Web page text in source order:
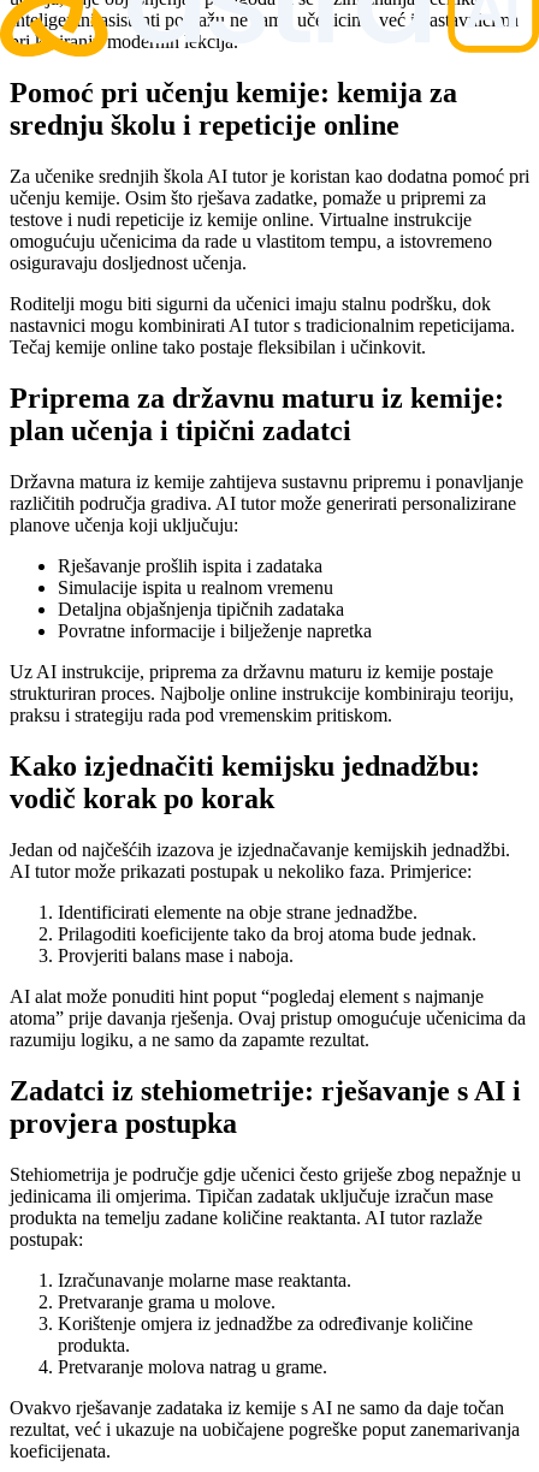
Inteligentni asistenti pomažu ne samo učenicima već i nastavnicima
pri kreiranju modernih lekcija.
Pomoć pri učenju kemije: kemija za
srednju školu i repeticije online
Za učenike srednjih škola AI tutor je koristan kao dodatna pomoć pri
učenju kemije. Osim što rješava zadatke, pomaže u pripremi za
testove i nudi repeticije iz kemije online. Virtualne instrukcije
omogućuju učenicima da rade u vlastitom tempu, a istovremeno
osiguravaju dosljednost učenja.
Roditelji mogu biti sigurni da učenici imaju stalnu podršku, dok
nastavnici mogu kombinirati AI tutor s tradicionalnim repeticijama.
Tečaj kemije online tako postaje fleksibilan i učinkovit.
Priprema za državnu maturu iz kemije:
plan učenja i tipični zadatci
Državna matura iz kemije zahtijeva sustavnu pripremu i ponavljanje
različitih područja gradiva. AI tutor može generirati personalizirane
planove učenja koji uključuju:
Rješavanje prošlih ispita i zadataka
Simulacije ispita u realnom vremenu
Detaljna objašnjenja tipičnih zadataka
Povratne informacije i bilježenje napretka
Uz AI instrukcije, priprema za državnu maturu iz kemije postaje
strukturiran proces. Najbolje online instrukcije kombiniraju teoriju,
praksu i strategiju rada pod vremenskim pritiskom.
Kako izjednačiti kemijsku jednadžbu:
vodič korak po korak
Jedan od najčešćih izazova je izjednačavanje kemijskih jednadžbi.
AI tutor može prikazati postupak u nekoliko faza. Primjerice:
Identificirati elemente na obje strane jednadžbe.
Prilagoditi koeficijente tako da broj atoma bude jednak.
Provjeriti balans mase i naboja.
AI alat može ponuditi hint poput “pogledaj element s najmanje
atoma” prije davanja rješenja. Ovaj pristup omogućuje učenicima da
razumiju logiku, a ne samo da zapamte rezultat.
Zadatci iz stehiometrije: rješavanje s AI i
provjera postupka
Stehiometrija je područje gdje učenici često griješe zbog nepažnje u
jedinicama ili omjerima. Tipičan zadatak uključuje izračun mase
produkta na temelju zadane količine reaktanta. AI tutor razlaže
postupak:
Izračunavanje molarne mase reaktanta.
Pretvaranje grama u molove.
Korištenje omjera iz jednadžbe za određivanje količine
produkta.
Pretvaranje molova natrag u grame.
Ovakvo rješavanje zadataka iz kemije s AI ne samo da daje točan
rezultat, već i ukazuje na uobičajene pogreške poput zanemarivanja
koeficijenata.